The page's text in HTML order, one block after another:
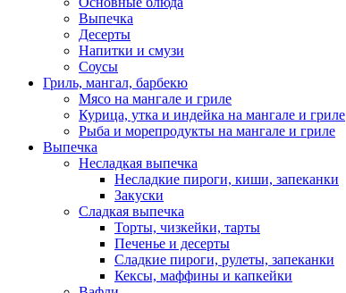
Выпечка
Десерты
Напитки и смузи
Соусы
Гриль, мангал, барбекю
Мясо на мангале и гриле
Курица, утка и индейка на мангале и гриле
Рыба и морепродукты на мангале и гриле
Выпечка
Несладкая выпечка
Несладкие пироги, киши, запеканки
Закуски
Сладкая выпечка
Торты, чизкейки, тарты
Печенье и десерты
Сладкие пироги, рулеты, запеканки
Кексы, маффины и капкейки